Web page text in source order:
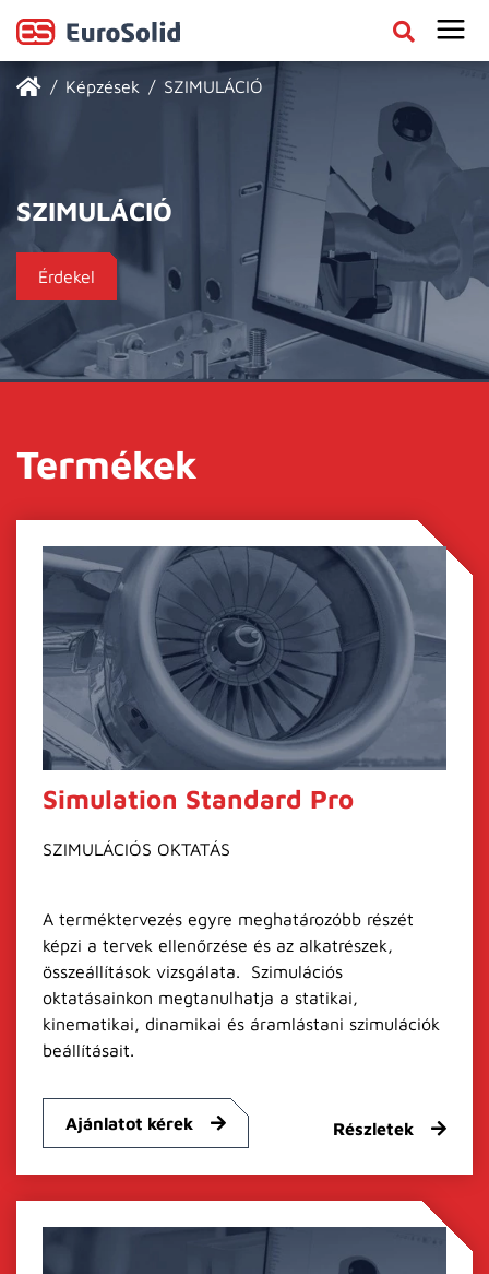
Képzések SZIMULÁCIÓ
SZIMULÁCIÓ
Érdekel
Termékek
Simulation Standard Pro
SZIMULÁCIÓS OKTATÁS
A terméktervezés egyre meghatározóbb részét
képzi a tervek ellenőrzése és az alkatrészek,
összeállítások vizsgálata. Szimulációs
oktatásainkon megtanulhatja a statikai,
kinematikai, dinamikai és áramlástani szimulációk
beállításait.
Ajánlatot kérek Részletek